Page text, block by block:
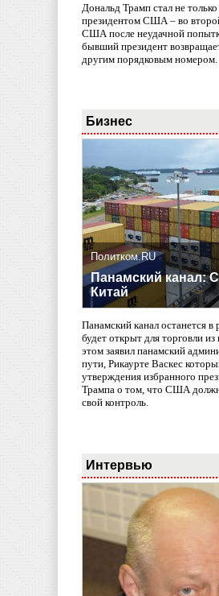
Дональд Трамп стал не
президентом США – во
США после неудачной
бывший президент
другим порядковым номером.
Бизнес
Политком.RU
Панамский канал:
Китай
Панамский канал останется
будет открыт для торговли из
этом заявил панамский
пути, Рикаурте Васкес
утверждения избранного
Трампа о том, что США
свой контроль.
Интервью